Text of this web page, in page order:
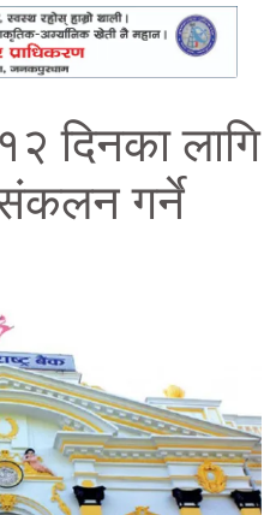
१२ दिनका लागि
गर्ने